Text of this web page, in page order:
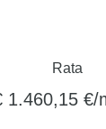
Rata
1.460,15 €/